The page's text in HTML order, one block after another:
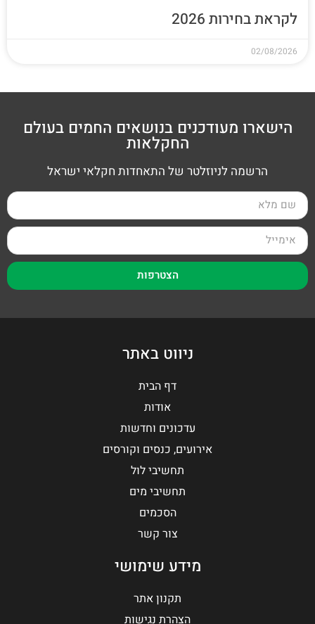
לקראת בחירות 2026
02/08/2026
הישארו מעודכנים בנושאים החמים בעולם
החקלאות
הרשמה לניוזלטר של התאחדות חקלאי ישראל
הצטרפות
ניווט באתר
דף הבית
אודות
עדכונים וחדשות
אירועים, כנסים וקורסים
תחשיבי לול
תחשיבי מים
הסכמים
צור קשר
מידע שימושי
תקנון אתר
הצהרת נגישות